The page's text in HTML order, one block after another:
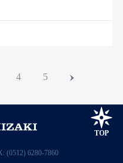
4 5
(0512) 6280-7860
TOP